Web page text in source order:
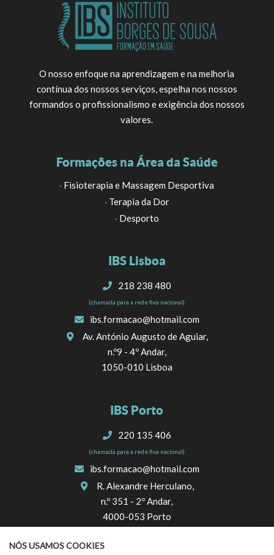
O nosso enfoque na aprendizagem e na melhoria
contínua dos nossos serviços, espelha nos nossos
formandos o profissionalismo e exigência dos nossos
valores.
Formações na Área da Saúde
· Fisioterapia e Massagem Desportiva
· Terapia da Dor
· Desporto
IBS Lisboa
218 238 480
(chamada para a rede fixa nacional)
ibs.formacao@hotmail.com
Av. António Augusto de Aguiar,
n.º9 - 4º Andar,
1050-010 Lisboa
IBS Porto
220 135 406
(chamada para a rede fixa nacional)
ibs.formacao@hotmail.com
R. Alexandre Herculano,
n.º 351 - 2º Andar,
4000-053 Porto
NÓS USAMOS COOKIES